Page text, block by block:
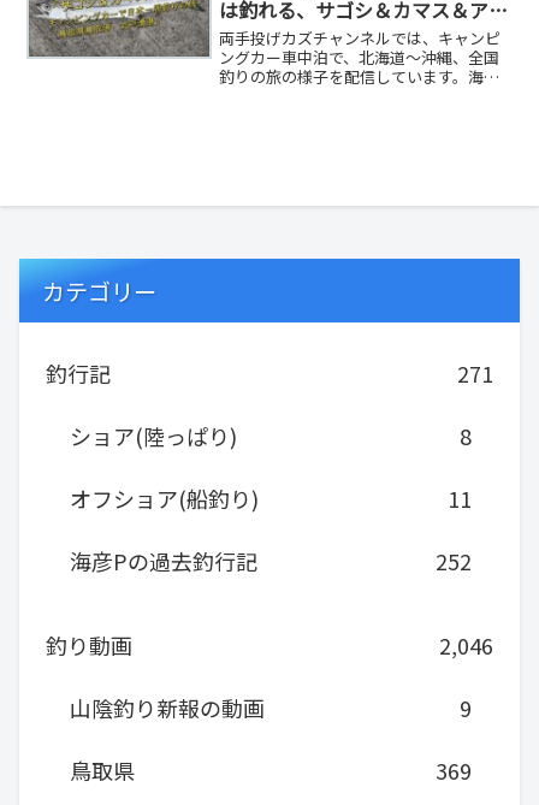
は釣れる、サゴシ＆カマス＆ア
ジ」字幕有り
両手投げカズチャンネルでは、キャンピ
ングカー車中泊で、北海道～沖縄、全国
釣りの旅の様子を配信しています。海釣
カテゴリー
釣行記
271
ショア(陸っぱり)
8
オフショア(船釣り)
11
海彦Pの過去釣行記
252
釣り動画
2,046
山陰釣り新報の動画
9
鳥取県
369